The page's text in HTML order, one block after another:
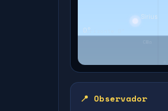
📍 Observador